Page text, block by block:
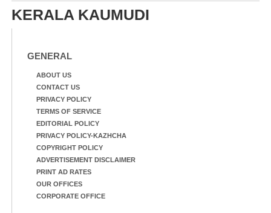
KERALA KAUMUDI
GENERAL
ABOUT US
CONTACT US
PRIVACY POLICY
TERMS OF SERVICE
EDITORIAL POLICY
PRIVACY POLICY-KAZHCHA
COPYRIGHT POLICY
ADVERTISEMENT DISCLAIMER
PRINT AD RATES
OUR OFFICES
CORPORATE OFFICE